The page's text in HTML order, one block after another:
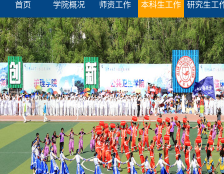
首页 学院概况 师资工作 本科生工作 研究生工